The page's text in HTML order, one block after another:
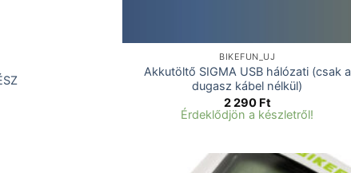
BIKEFUN_UJ
Akkutöltő SIGMA USB hálózati (csak a
dugasz kábel nélkül)
2 290 Ft
Érdeklődjön a készletről!